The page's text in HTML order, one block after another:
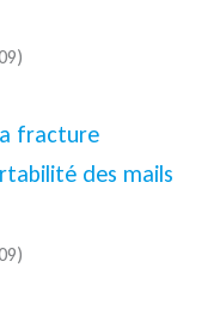
fracture
des mails